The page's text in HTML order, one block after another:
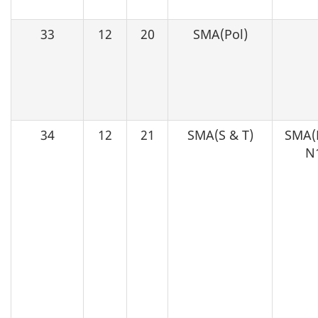
33 12 20 SMA(Pol)
34 12 21 SMA(S & T)